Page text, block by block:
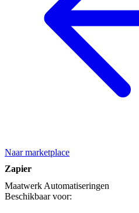
Naar marketplace
Zapier
Maatwerk Automatiseringen
Beschikbaar voor: